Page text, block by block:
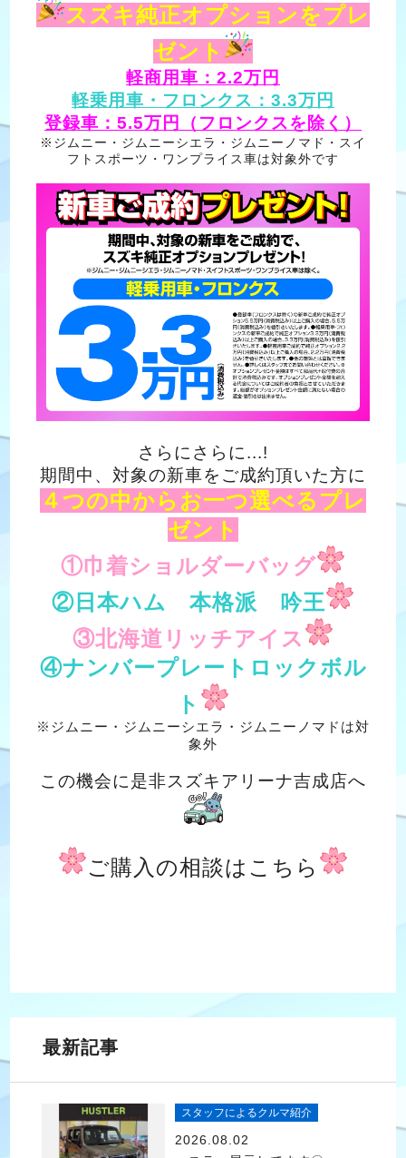
スズキ純正オプションをプレ
ゼント
軽商用車：2.2万円
軽乗用車・フロンクス：3.3万円
登録車：5.5万円（フロンクスを除く）
※ジムニー・ジムニーシエラ・ジムニーノマド・スイ
フトスポーツ・ワンプライス車は対象外です
さらにさらに...!
期間中、対象の新車をご成約頂いた方に
４つの中からお一つ選べるプレ
ゼント
①巾着ショルダーバッグ
②日本ハム 本格派 吟王
③北海道リッチアイス
④ナンバープレートロックボル
ト
※ジムニー・ジムニーシエラ・ジムニーノマドは対
象外
この機会に是非スズキアリーナ吉成店へ
ご購入の相談はこちら
最新記事
スタッフによるクルマ紹介
2026.08.02